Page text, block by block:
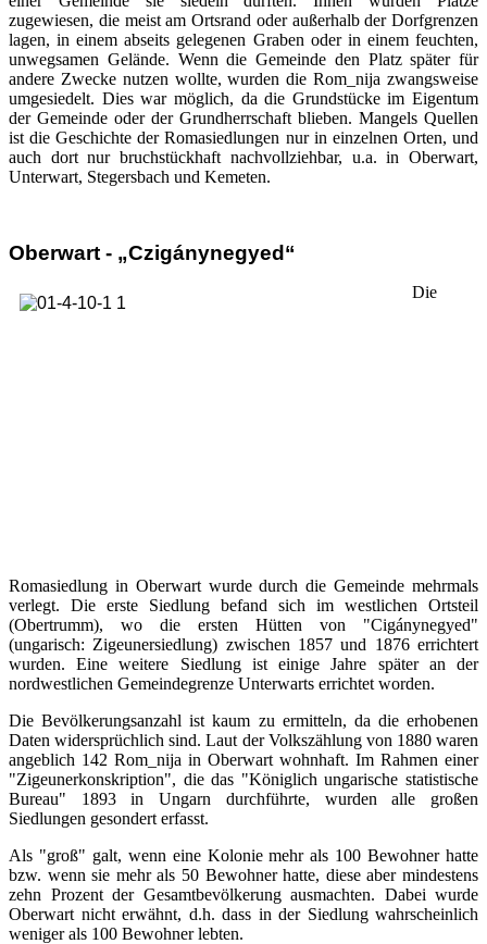
zugewiesen, die meist am Ortsrand oder außerhalb der Dorfgrenzen
lagen, in einem abseits gelegenen Graben oder in einem feuchten,
unwegsamen Gelände. Wenn die Gemeinde den Platz später für
andere Zwecke nutzen wollte, wurden die Rom_nija zwangsweise
umgesiedelt. Dies war möglich, da die Grundstücke im Eigentum
der Gemeinde oder der Grundherrschaft blieben. Mangels Quellen
ist die Geschichte der Romasiedlungen nur in einzelnen Orten, und
auch dort nur bruchstückhaft nachvollziehbar, u.a. in Oberwart,
Unterwart, Stegersbach und Kemeten.
Oberwart - „Czigánynegyed“
Die
Romasiedlung in Oberwart wurde durch die Gemeinde mehrmals
verlegt. Die erste Siedlung befand sich im westlichen Ortsteil
(Obertrumm), wo die ersten Hütten von "Cigánynegyed"
(ungarisch: Zigeunersiedlung) zwischen 1857 und 1876 errichtert
wurden. Eine weitere Siedlung ist einige Jahre später an der
nordwestlichen Gemeindegrenze Unterwarts errichtet worden.
Die Bevölkerungsanzahl ist kaum zu ermitteln, da die erhobenen
Daten widersprüchlich sind. Laut der Volkszählung von 1880 waren
angeblich 142 Rom_nija in Oberwart wohnhaft. Im Rahmen einer
"Zigeunerkonskription", die das "Königlich ungarische statistische
Bureau" 1893 in Ungarn durchführte, wurden alle großen
Siedlungen gesondert erfasst.
Als "groß" galt, wenn eine Kolonie mehr als 100 Bewohner hatte
bzw. wenn sie mehr als 50 Bewohner hatte, diese aber mindestens
zehn Prozent der Gesamtbevölkerung ausmachten. Dabei wurde
Oberwart nicht erwähnt, d.h. dass in der Siedlung wahrscheinlich
weniger als 100 Bewohner lebten.